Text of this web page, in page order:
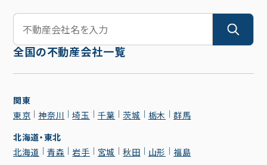
全国の不動産会社一覧
関東
東京
神奈川 埼玉 千葉 茨城 栃木
群馬
北海道・東北
北海道
青森 岩手 宮城 秋田 山形
福島